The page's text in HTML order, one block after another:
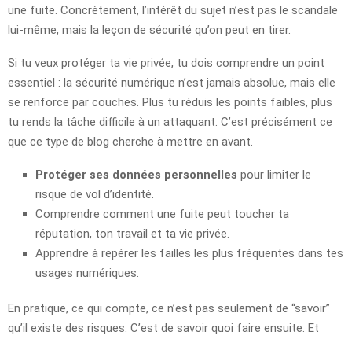
une fuite. Concrètement, l’intérêt du sujet n’est pas le scandale
lui-même, mais la leçon de sécurité qu’on peut en tirer.
Si tu veux protéger ta vie privée, tu dois comprendre un point
essentiel : la sécurité numérique n’est jamais absolue, mais elle
se renforce par couches. Plus tu réduis les points faibles, plus
tu rends la tâche difficile à un attaquant. C’est précisément ce
que ce type de blog cherche à mettre en avant.
Protéger ses données personnelles pour limiter le
risque de vol d’identité.
Comprendre comment une fuite peut toucher ta
réputation, ton travail et ta vie privée.
Apprendre à repérer les failles les plus fréquentes dans tes
usages numériques.
En pratique, ce qui compte, ce n’est pas seulement de “savoir”
qu’il existe des risques. C’est de savoir quoi faire ensuite. Et